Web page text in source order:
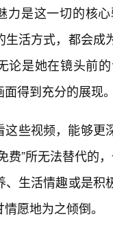
力是这一切的核
生活方式，都会
论是她在镜头前
得到充分的展现
这些视频，能够更
费”所无法替代的
、生活情趣或是
愿地为之倾倒。